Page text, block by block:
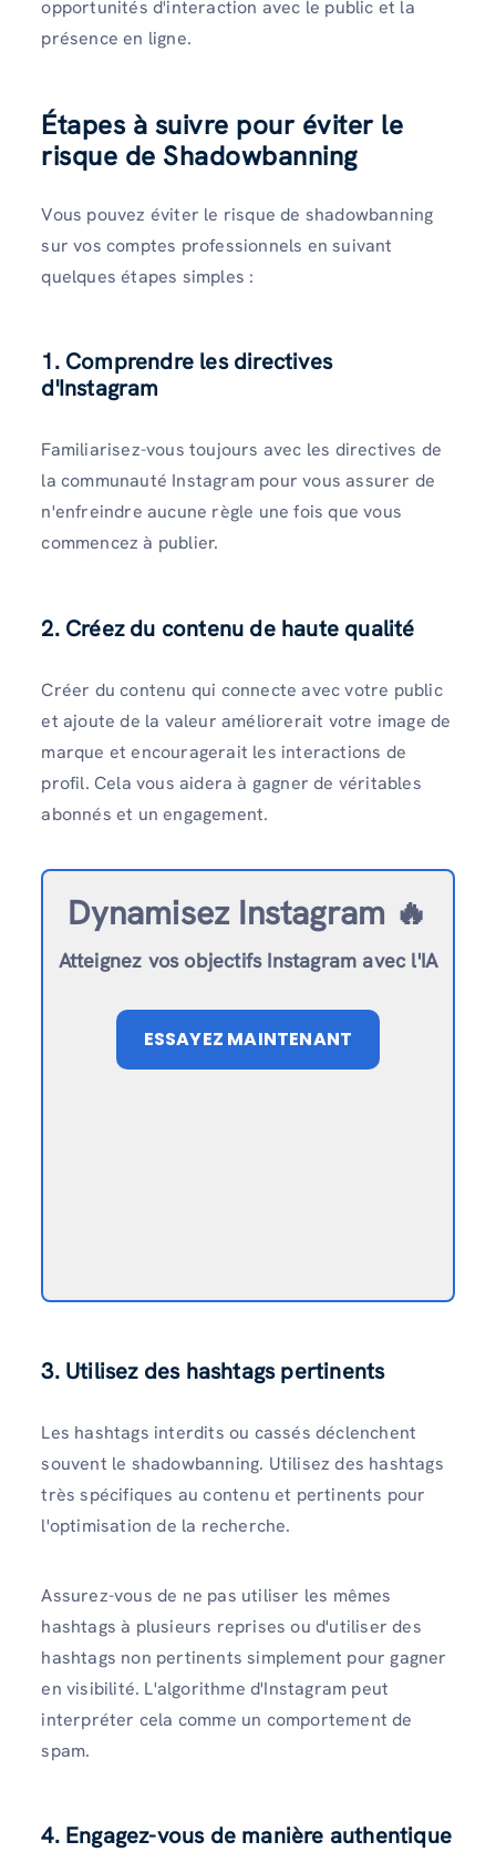
opportunités d'interaction avec le public et la
présence en ligne.
Étapes à suivre pour éviter le
risque de Shadowbanning
Vous pouvez éviter le risque de shadowbanning
sur vos comptes professionnels en suivant
quelques étapes simples :
1. Comprendre les directives
d'Instagram
Familiarisez-vous toujours avec les directives de
la communauté Instagram pour vous assurer de
n'enfreindre aucune règle une fois que vous
commencez à publier.
2. Créez du contenu de haute qualité
Créer du contenu qui connecte avec votre public
et ajoute de la valeur améliorerait votre image de
marque et encouragerait les interactions de
profil. Cela vous aidera à gagner de véritables
abonnés et un engagement.
Dynamisez Instagram 🔥
Atteignez vos objectifs Instagram avec l'IA
ESSAYEZ MAINTENANT
3. Utilisez des hashtags pertinents
Les hashtags interdits ou cassés déclenchent
souvent le shadowbanning. Utilisez des hashtags
très spécifiques au contenu et pertinents pour
l'optimisation de la recherche.
Assurez-vous de ne pas utiliser les mêmes
hashtags à plusieurs reprises ou d'utiliser des
hashtags non pertinents simplement pour gagner
en visibilité. L'algorithme d'Instagram peut
interpréter cela comme un comportement de
spam.
4. Engagez-vous de manière authentique